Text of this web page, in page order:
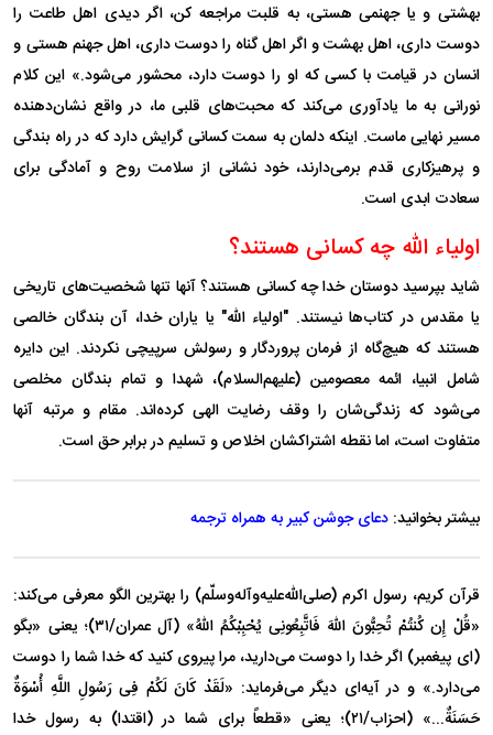
بهشتی و یا جهنمی هستی، به قلبت مراجعه کن، اگر دیدی اهل طاعت را
دوست داری، اهل بهشت و اگر اهل گناه را دوست داری، اهل جهنم هستی و
انسان در قیامت با کسی که او را دوست دارد، محشور می‌شود.» این کلام
نورانی به ما یادآوری می‌کند که محبت‌های قلبی ما، در واقع نشان‌دهنده
مسیر نهایی ماست. اینکه دلمان به سمت کسانی گرایش دارد که در راه بندگی
و پرهیزکاری قدم برمی‌دارند، خود نشانی از سلامت روح و آمادگی برای
سعادت ابدی است.
اولیاء الله چه کسانی هستند؟
شاید بپرسید دوستان خدا چه کسانی هستند؟ آنها تنها شخصیت‌های تاریخی
یا مقدس در کتاب‌ها نیستند. "اولیاء الله" یا یاران خدا، آن بندگان خالصی
هستند که هیچ‌گاه از فرمان پروردگار و رسولش سرپیچی نکردند. این دایره
شامل انبیا، ائمه معصومین (علیهم‌السلام)، شهدا و تمام بندگان مخلصی
می‌شود که زندگی‌شان را وقف رضایت الهی کرده‌اند. مقام و مرتبه آنها
متفاوت است، اما نقطه اشتراکشان اخلاص و تسلیم در برابر حق است.
بیشتر بخوانید:دعای جوشن کبیر به همراه ترجمه
قرآن کریم، رسول اکرم (صلی‌الله‌علیه‌و‌آله‌وسلّم) را بهترین الگو معرفی می‌کند:
«قُلْ إِن کُنتُمْ تُحِبُّونَ اللّهَ فَاتَّبِعُونِی یُحْبِبْکُمُ اللّهُ» (آل عمران/۳۱)؛ یعنی «بگو
(ای پیغمبر) اگر خدا را دوست می‌دارید، مرا پیروی کنید که خدا شما را دوست
می‌دارد.» و در آیه‌ای دیگر می‌فرماید: «لَقَدْ کَانَ لَکُمْ فِی رَسُولِ اللَّهِ أُسْوَةٌ
حَسَنَةٌ...» (احزاب/۲۱)؛ یعنی «قطعاً برای شما در (اقتدا) به رسول خدا